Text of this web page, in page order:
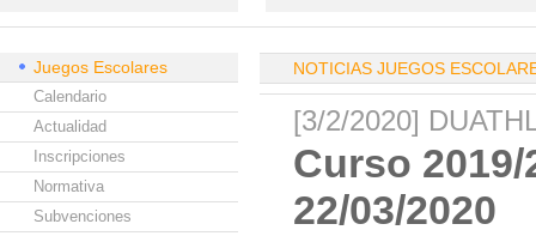
Juegos Escolares
Calendario
Actualidad
Inscripciones
Normativa
Subvenciones
NOTICIAS JUEGOS
[3/2/2020]
Curso
22/03/2020